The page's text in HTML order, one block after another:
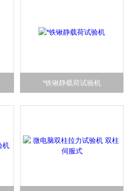
*铁锹静载荷试验机